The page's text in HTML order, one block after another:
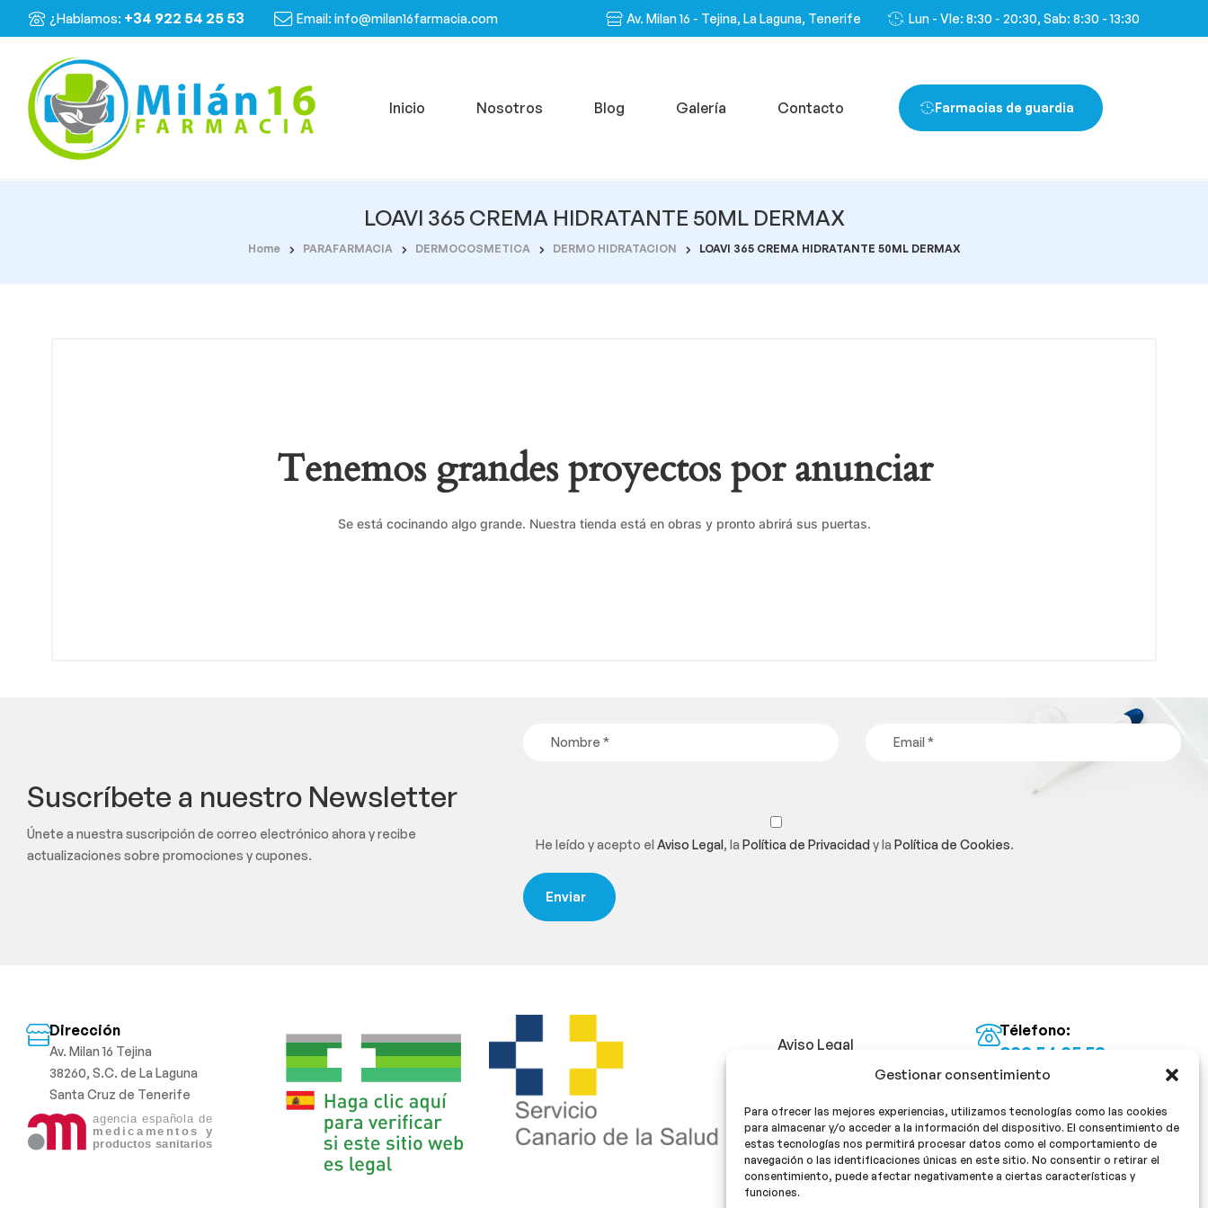
Gestionar consentimiento
Para ofrecer las mejores experiencias, utilizamos tecnologías como las cookies
para almacenar y/o acceder a la información del dispositivo. El consentimiento de
estas tecnologías nos permitirá procesar datos como el comportamiento de
navegación o las identificaciones únicas en este sitio. No consentir o retirar el
consentimiento, puede afectar negativamente a ciertas características y
funciones.
¿Hablamos: +34 922 54 25 53 Email: info@milan16farmacia.com Av. Milan 16 - Tejina, La Laguna, Tenerife Lun - VIe: 8:30 - 20:30, Sab: 8:30 - 13:30
Inicio Nosotros Blog Galería Contacto Farmacias de guardia
LOAVI 365 CREMA HIDRATANTE 50ML DERMAX
Home PARAFARMACIA DERMOCOSMETICA DERMO HIDRATACION LOAVI 365 CREMA HIDRATANTE 50ML DERMAX
Tenemos grandes proyectos por anunciar
Se está cocinando algo grande. Nuestra tienda está en obras y pronto abrirá sus puertas.
Suscríbete a nuestro Newsletter
Únete a nuestra suscripción de correo electrónico ahora y recibe
actualizaciones sobre promociones y cupones.
He leído y acepto elAviso Legal, laPolítica de Privacidady laPolítica de Cookies.
Dirección
Av. Milan 16 Tejina
38260, S.C. de La Laguna
Santa Cruz de Tenerife
Aviso Legal
Política de Privacidad
Política de cookies
Télefono:
922 54 25 53
Email:
¡Síguenos!